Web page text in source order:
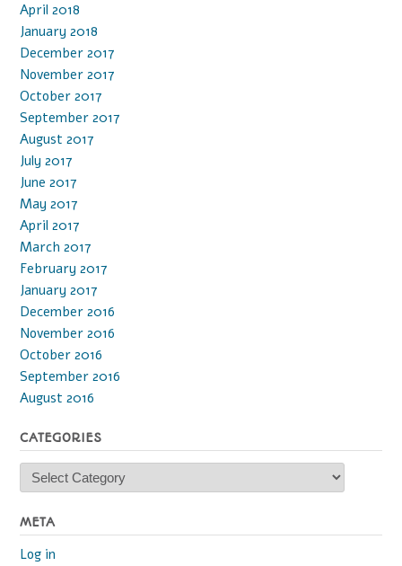
April 2018
January 2018
December 2017
November 2017
October 2017
September 2017
August 2017
July 2017
June 2017
May 2017
April 2017
March 2017
February 2017
January 2017
December 2016
November 2016
October 2016
September 2016
August 2016
CATEGORIES
Categories
META
Log in